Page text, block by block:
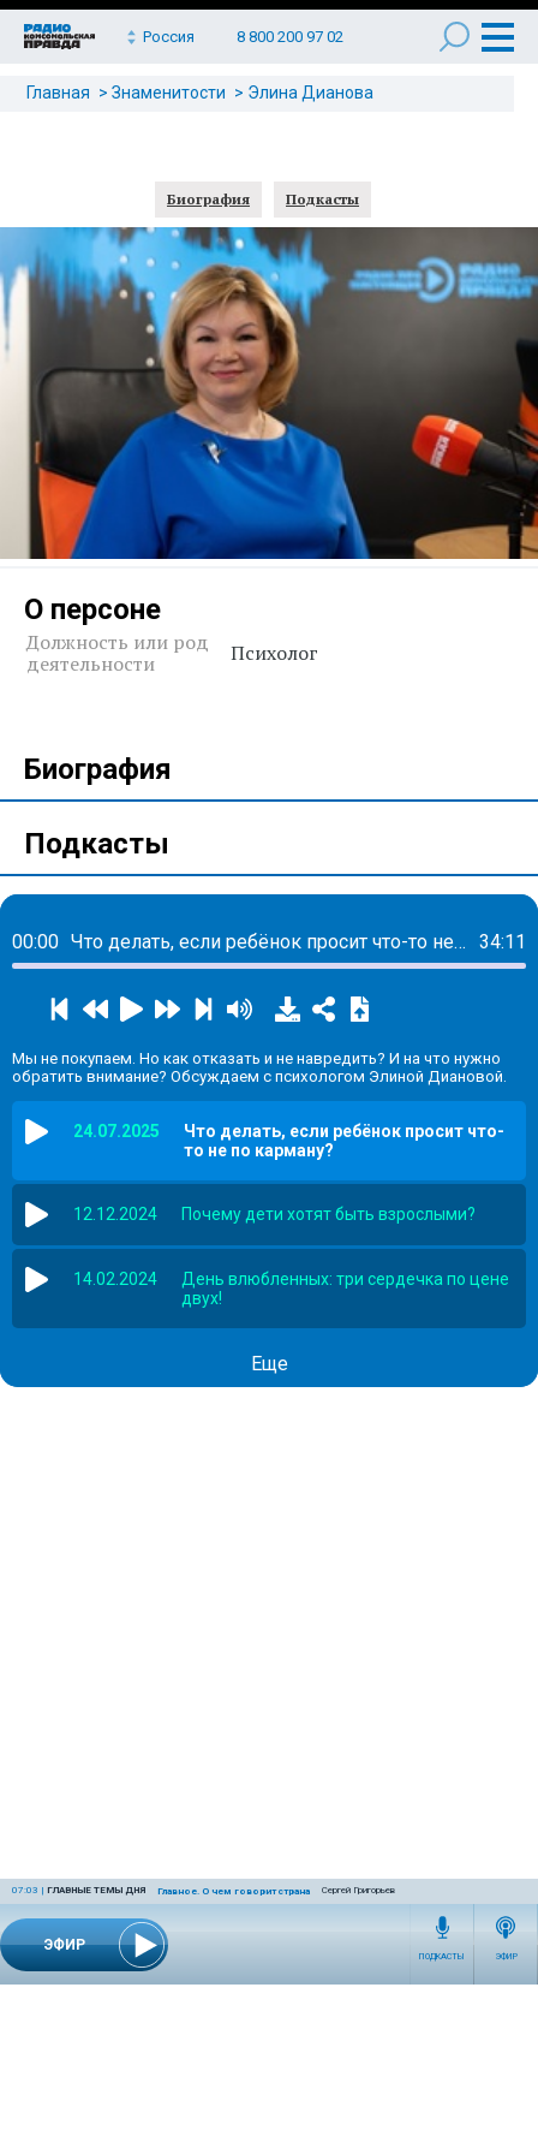
Россия 8 800 200 97 02
ЭФИР
07:03 | ГЛАВНЫЕ ТЕМЫ ДНЯ Главное. О чем говорит страна Сергей Григорьев
ПОДКАСТЫ ЭФИР
Главная Знаменитости Элина Дианова
Биография Подкасты
О персоне
Должность или род
деятельности
Психолог
Биография
Подкасты
00:00 Что делать, если ребёнок просит что-то не по карману? 34:11
Мы не покупаем. Но как отказать и не навредить? И на что нужно
обратить внимание? Обсуждаем с психологом Элиной Диановой.
24.07.2025
Что делать, если ребёнок просит что-
то не по карману?
12.12.2024 Почему дети хотят быть взрослыми?
14.02.2024
День влюбленных: три сердечка по цене
двух!
Еще